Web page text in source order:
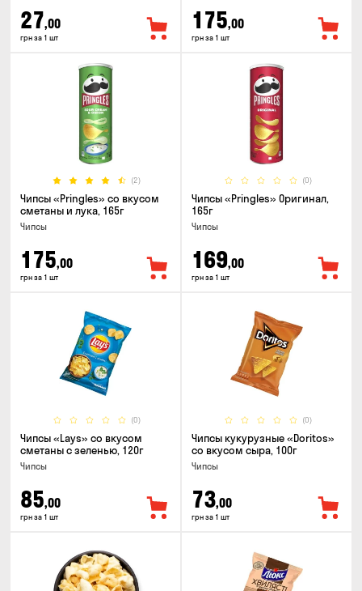
27,00
грн за 1 шт
175,00
грн за 1 шт
(2)
Чипсы «Pringles» со вкусом
сметаны и лука, 165г
Чипсы
175,00
грн за 1 шт
(0)
Чипсы «Pringles» Оригинал,
165г
Чипсы
169,00
грн за 1 шт
(0)
Чипсы «Lays» со вкусом
сметаны с зеленью, 120г
Чипсы
85,00
грн за 1 шт
(0)
Чипсы кукурузные «Doritos»
со вкусом сыра, 100г
Чипсы
73,00
грн за 1 шт